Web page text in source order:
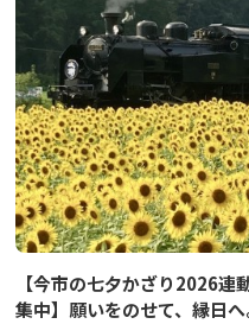
ながらお食事、レジャーと一
ます。
【今市の七夕かざり2026
集中】願いをのせて、縁日